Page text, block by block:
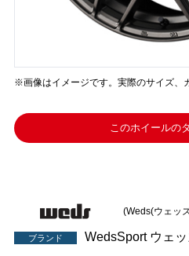
※画像はイメージです。実際のサイズ、
このホイールの
(Weds(ウェッ
ブランド WedsSport ウェ